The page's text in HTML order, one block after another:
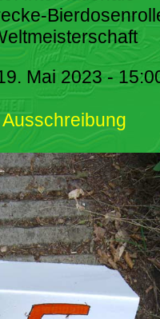
Mai 2023 -
Ausschreibung